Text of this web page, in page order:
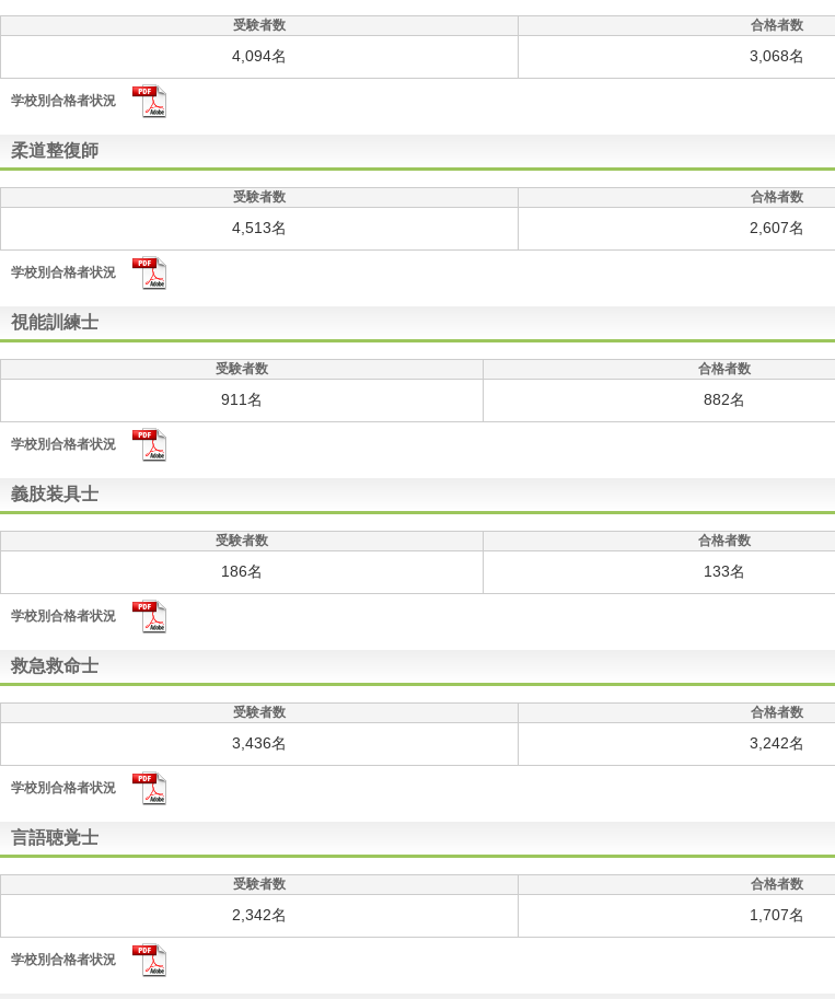
受験者数 合格者数
4,094名 3,068名
学校別合格者状況
柔道整復師
受験者数 合格者数
4,513名 2,607名
学校別合格者状況
視能訓練士
受験者数 合格者数
911名 882名
学校別合格者状況
義肢装具士
受験者数 合格者数
186名 133名
学校別合格者状況
救急救命士
受験者数 合格者数
3,436名 3,242名
学校別合格者状況
言語聴覚士
受験者数 合格者数
2,342名 1,707名
学校別合格者状況